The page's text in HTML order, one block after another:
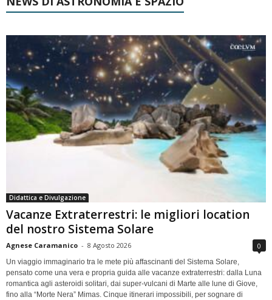
Didattica e Divulgazione
Vacanze Extraterrestri: le migliori location
del nostro Sistema Solare
Agnese Caramanico - 8 Agosto 2026 0
Un viaggio immaginario tra le mete più affascinanti del Sistema Solare,
pensato come una vera e propria guida alle vacanze extraterrestri: dalla Luna
romantica agli asteroidi solitari, dai super-vulcani di Marte alle lune di Giove,
fino alla “Morte Nera” Mimas. Cinque itinerari impossibili, per sognare di